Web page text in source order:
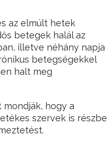
az elmúlt hetek
betegek halál az
illetve néhány napja
betegségekkel
halt meg
hogy a
szervek is részbe